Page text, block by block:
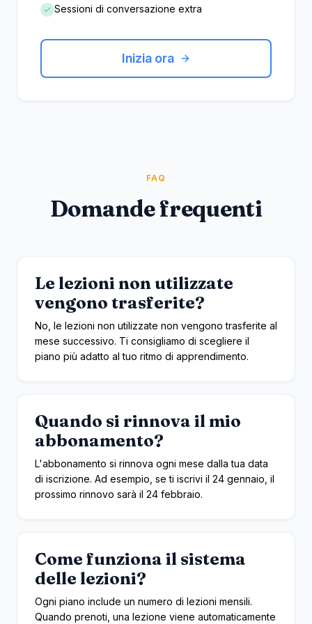
Sessioni di conversazione extra
Inizia ora
FAQ
Domande frequenti
Le lezioni non utilizzate
vengono trasferite?
No, le lezioni non utilizzate non vengono trasferite al
mese successivo. Ti consigliamo di scegliere il
piano più adatto al tuo ritmo di apprendimento.
Quando si rinnova il mio
abbonamento?
L'abbonamento si rinnova ogni mese dalla tua data
di iscrizione. Ad esempio, se ti iscrivi il 24 gennaio, il
prossimo rinnovo sarà il 24 febbraio.
Come funziona il sistema
delle lezioni?
Ogni piano include un numero di lezioni mensili.
Quando prenoti, una lezione viene automaticamente